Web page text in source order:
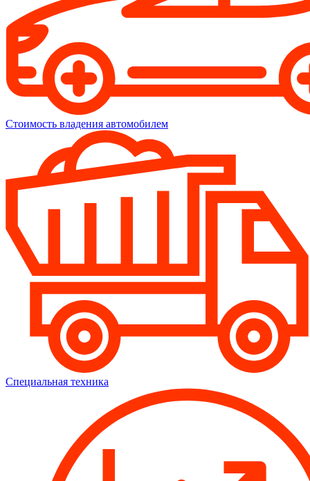
Стоимость владения автомобилем
Специальная техника